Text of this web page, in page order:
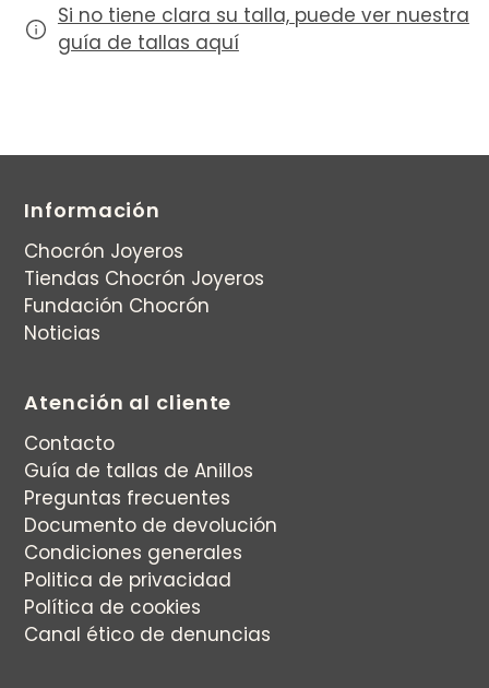
Si no tiene clara su talla, puede ver nuestra
guía de tallas aquí
Información
Chocrón Joyeros
Tiendas Chocrón Joyeros
Fundación Chocrón
Noticias
Atención al cliente
Contacto
Guía de tallas de Anillos
Preguntas frecuentes
Documento de devolución
Condiciones generales
Politica de privacidad
Política de cookies
Canal ético de denuncias